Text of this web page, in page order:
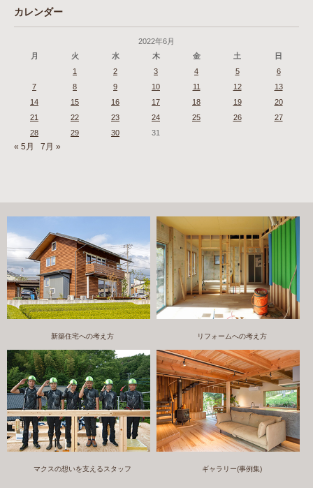
カレンダー
2022年6月
月
火 水 木 金 土
日
1
2 3 4 5
6
7
8 9 10 11 12
13
14
15 16 17 18 19
20
21
22 23 24 25 26
27
28
29 30 31
« 5月 7月 »
新築住宅への考え方 リフォームへの考え方
マクスの想いを支えるスタッフ ギャラリー(事例集)